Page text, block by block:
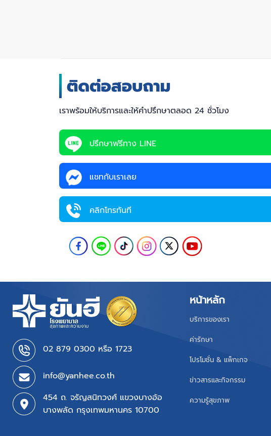
เราพร้อมให้บริการและให้คำปรึกษาตลอด 24 ชั่วโมง
ปรึกษาฟรีทาง LINE
แชทกับเราเลย
คลิกโทรทันที
02 879 0300 หรือ 1723
info@yanhee.co.th
454 ถ. จรัญสนิทวงศ์ แขวงบางอ้อ
บางพลัด กรุงเทพมหานคร 10700
หน้าหลัก
บริการของเรา
ค่ารักษา
โปรโมชั่น & แพ็กเกจ
ข่าวสารและกิจกรรม
ความรู้สุขภาพ